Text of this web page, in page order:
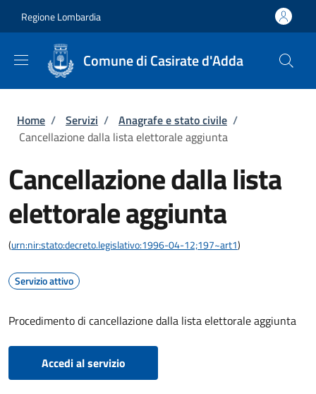
Regione Lombardia
Comune di Casirate d'Adda
Briciole di pane
Home / Servizi / Anagrafe e stato civile /
Cancellazione dalla lista elettorale aggiunta
Cancellazione dalla lista
elettorale aggiunta
(urn:nir:stato:decreto.legislativo:1996-04-12;197~art1)
Servizio attivo
Procedimento di cancellazione dalla lista elettorale aggiunta
Accedi al servizio